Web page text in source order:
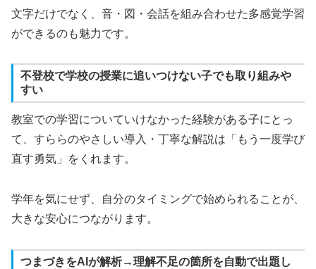
文字だけでなく、音・図・会話を組み合わせた多感覚学習
ができるのも魅力です。
不登校で学校の授業に追いつけない子でも取り組みや
すい
教室での学習についていけなかった経験がある子にとっ
て、すららのやさしい導入・丁寧な解説は「もう一度学び
直す勇気」をくれます。
学年を気にせず、自分のタイミングで始められることが、
大きな安心につながります。
つまづきをAIが解析→理解不足の箇所を自動で出題し